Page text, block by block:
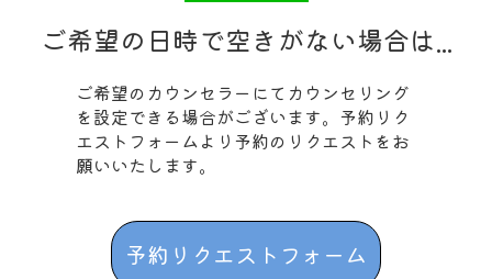
ご希望の日時で空きがない場合は...
ご希望のカウンセラーにてカウンセリング
を設定できる場合がございます。予約リク
エストフォームより予約のリクエストをお
願いいたします。
予約リクエストフォーム